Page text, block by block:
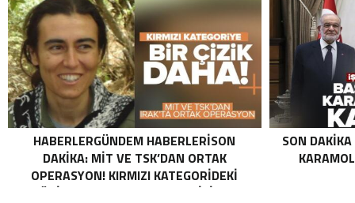
HABERLERGÜNDEM HABERLERISON
DAKIKA: MİT VE TSK’DAN ORTAK
OPERASYON! KIRMIZI KATEGORIDEKI
TERÖRIST NAZLI TAŞPINAR ETKISIZ HALE
SON